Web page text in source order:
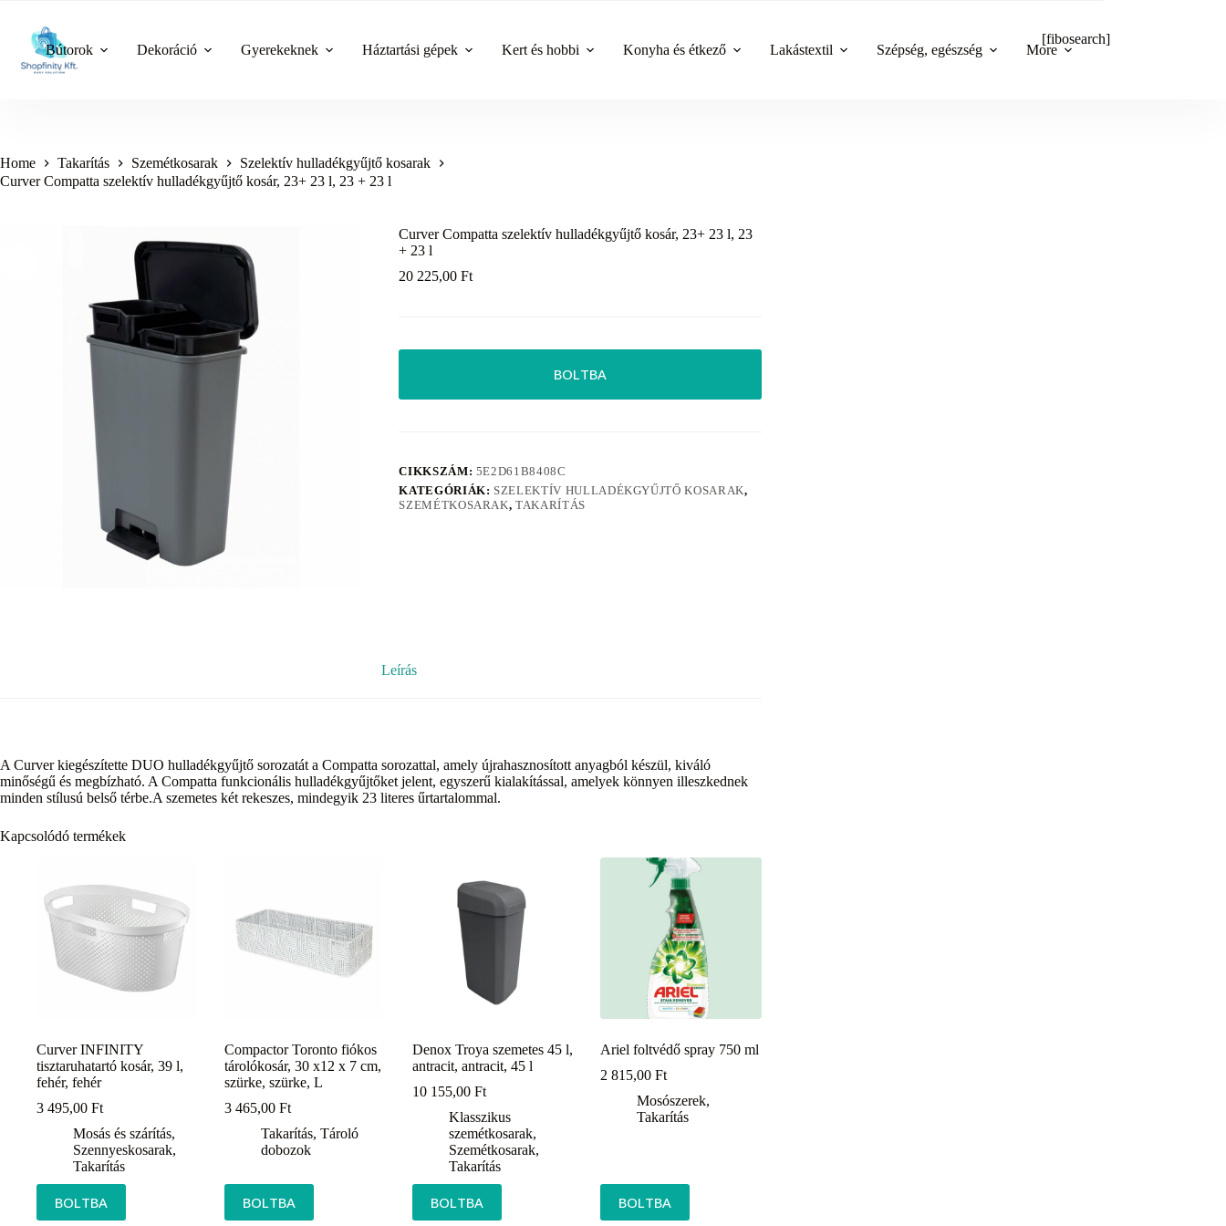
content
Bútorok Dekoráció Gyerekeknek Háztartási gépek Kert és hobbi Konyha és étkező Lakástextil Szépség, egészség More
[fibosearch]
Home Takarítás Szemétkosarak
Szelektív hulladékgyűjtő kosarak
Curver Compatta szelektív hulladékgyűjtő kosár, 23+ 23 l, 23 + 23 l
Curver Compatta szelektív hulladékgyűjtő kosár, 23+ 23 l, 23
+ 23 l
20 225,00Ft
BOLTBA
CIKKSZÁM: 5E2D61B8408C
KATEGÓRIÁK: SZELEKTÍV HULLADÉKGYŰJTŐ KOSARAK,
SZEMÉTKOSARAK,TAKARÍTÁS
Leírás
A Curver kiegészítette DUO hulladékgyűjtő sorozatát a Compatta sorozattal, amely újrahasznosított anyagból készül, kiváló
minőségű és megbízható. A Compatta funkcionális hulladékgyűjtőket jelent, egyszerű kialakítással, amelyek könnyen illeszkednek
minden stílusú belső térbe.A szemetes két rekeszes, mindegyik 23 literes űrtartalommal.
Kapcsolódó termékek
Curver INFINITY
tisztaruhatartó kosár, 39 l,
fehér, fehér
3 495,00 Ft
Mosás és szárítás,
Szennyeskosarak,
Takarítás
BOLTBA
Compactor Toronto fiókos
tárolókosár, 30 x12 x 7 cm,
szürke, szürke, L
3 465,00Ft
Takarítás,Tároló
dobozok
BOLTBA
Denox Troya szemetes 45 l,
antracit, antracit, 45 l
10 155,00Ft
Klasszikus
szemétkosarak,
Szemétkosarak,
Takarítás
BOLTBA
Ariel foltvédő spray 750 ml
2 815,00Ft
Mosószerek,
Takarítás
BOLTBA